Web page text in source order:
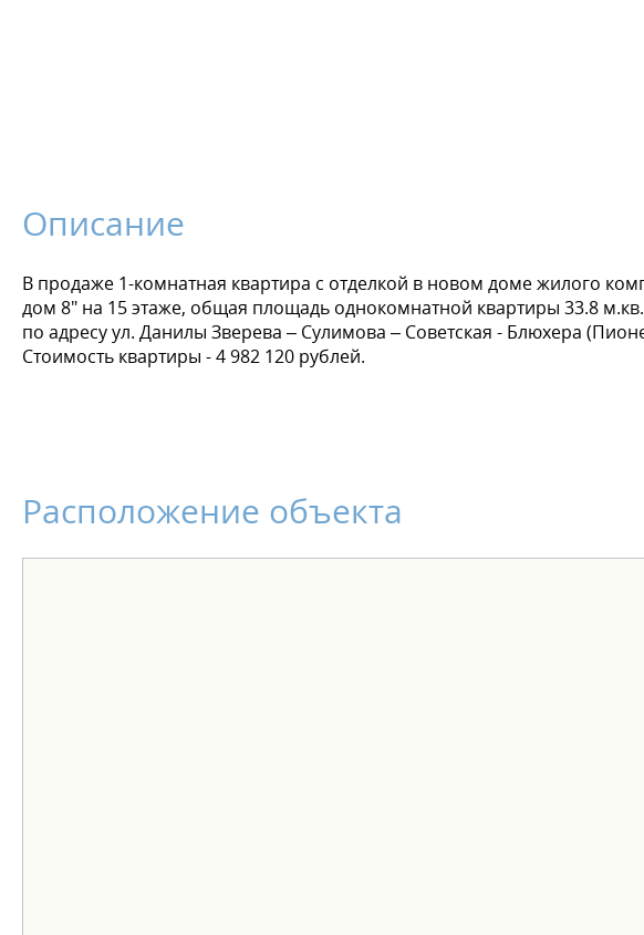
Описание
В продаже 1-комнатная квартира с отделкой в новом доме жилого
дом 8" на 15 этаже, общая площадь однокомнатной квартиры 33.8
по адресу ул. Данилы Зверева – Сулимова – Советская - Блюхера
Стоимость квартиры - 4 982 120 рублей.
Расположение объекта